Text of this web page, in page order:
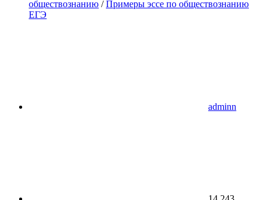
обществознанию /Примеры эссе по обществознанию
ЕГЭ
adminn